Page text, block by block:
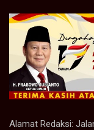
Alamat Redaksi: